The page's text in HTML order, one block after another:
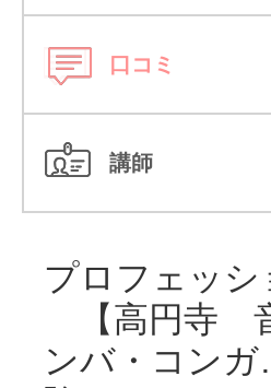
口コミ
講師
プロフェッ
【高円寺
ンバ・コン